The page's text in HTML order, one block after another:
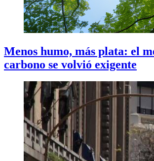
Menos humo, más plata: el
carbono se volvió exigente